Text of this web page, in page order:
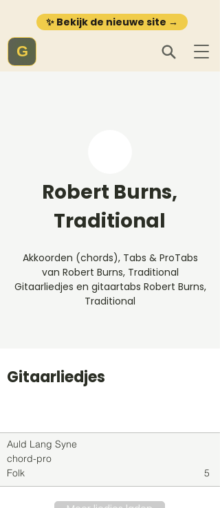
✨ Bekijk de nieuwe site →
G
Robert Burns,
Traditional
Akkoorden (chords), Tabs & ProTabs
van Robert Burns, Traditional
Gitaarliedjes en gitaartabs Robert Burns,
Traditional
Gitaarliedjes
Auld Lang Syne
chord-pro
Folk
5